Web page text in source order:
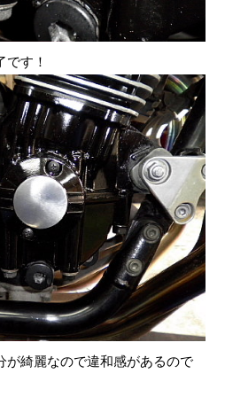
す！
が綺麗なので違和感があるので